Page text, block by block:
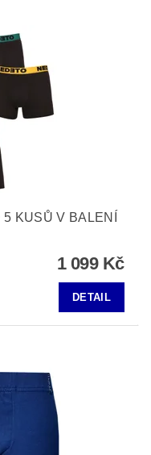
KUSŮ V BALENÍ
1 099 Kč
DETAIL